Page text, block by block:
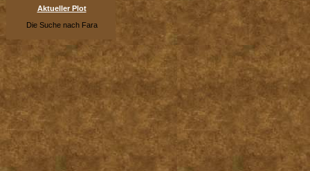
Aktueller Plot
Die Suche nach Fara